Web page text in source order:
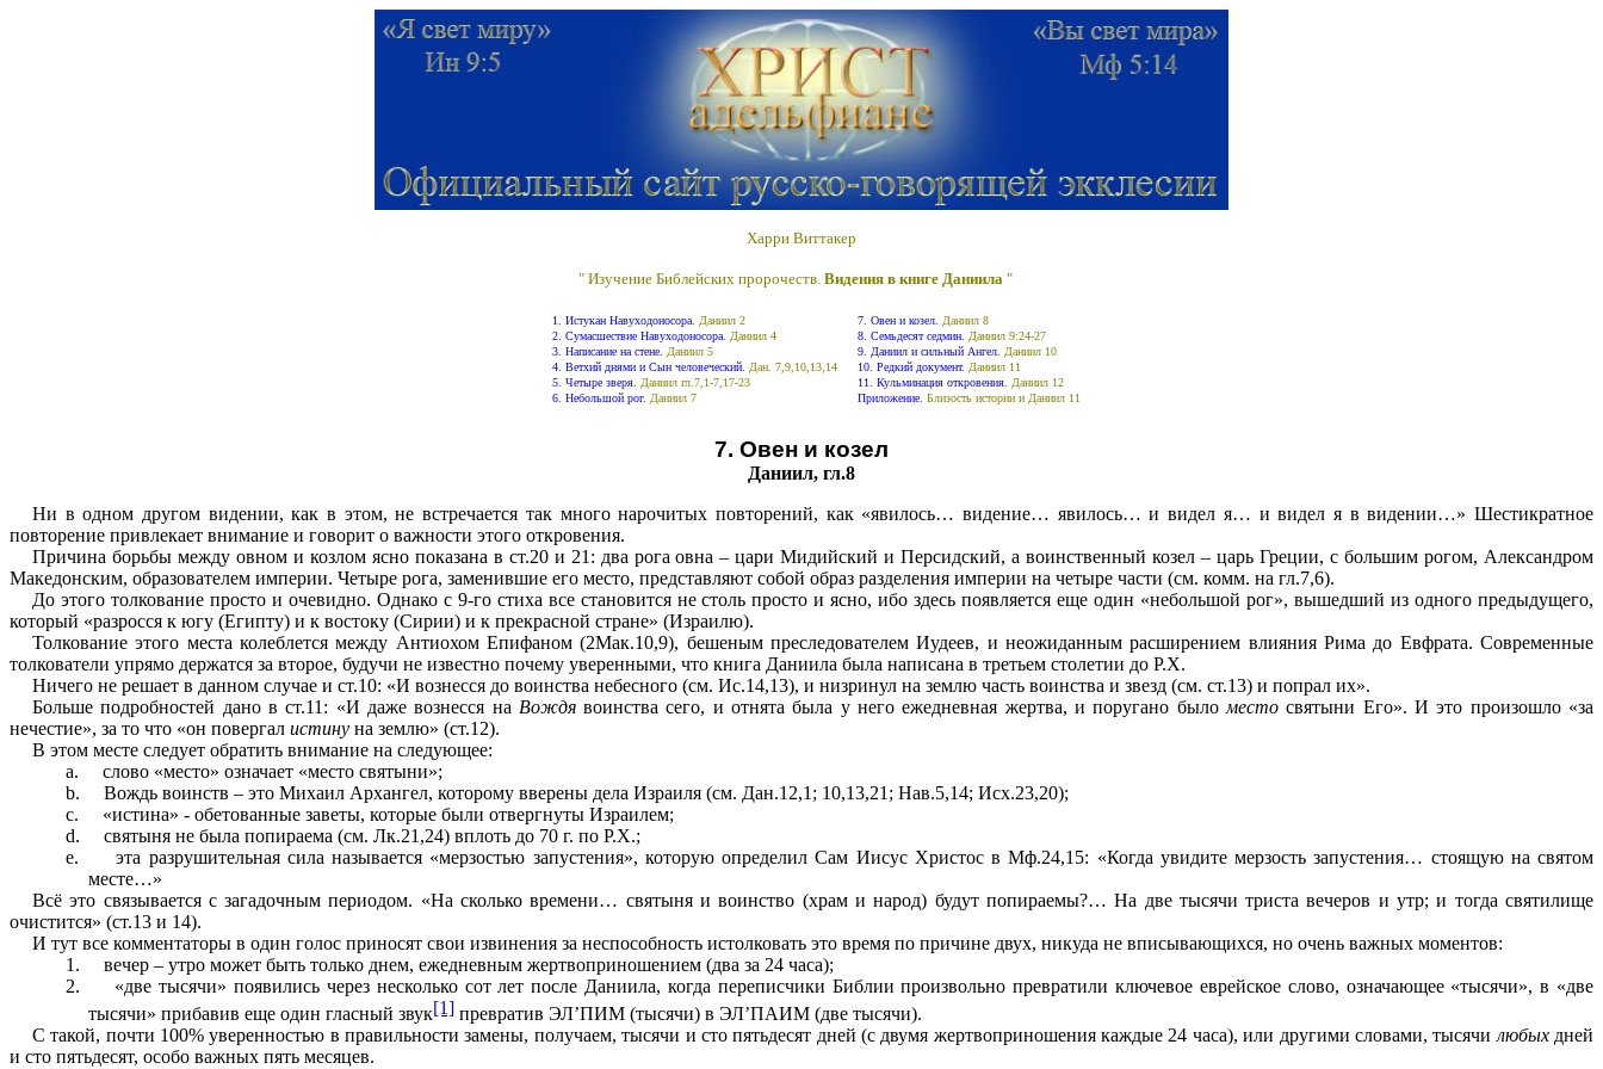
Харри Виттакер
" Изучение Библейских пророчеств. Видения в книге Даниила "
1. Истукан Навуходоносора. Даниил 2 7. Овен и козел.
Даниил 8
2. Сумасшествие Навуходоносора.
Даниил 4 8. Семьдесят седмин.
Даниил 9:24-27
3. Написание на стене.
Даниил 5 9. Даниил и сильный Ангел.
Даниил 10
4. Ветхий днями и Сын человеческий.
Дан. 7,9,10,13,14 10. Редкий документ. Даниил 11
5. Четыре зверя.
Даниил гл.7,1-7,17-23 11. Кульминация откровения.
Даниил 12
6. Небольшой рог. Даниил 7 Приложение. Близость истории и Даниил 11
7. Овен и козел
Даниил, гл.8
Ни в одном другом видении, как в этом, не встречается так много нарочитых повторений, как «явилось… видение… явилось… и видел я… и видел я в видении…» Шестикратное
повторение привлекает внимание и говорит о важности этого откровения.
Причина борьбы между овном и козлом ясно показана в ст.20 и 21: два рога овна – цари Мидийский и Персидский, а воинственный козел – царь Греции, с большим рогом, Александром
Македонским, образователем империи. Четыре рога, заменившие его место, представляют собой образ разделения империи на четыре части (см. комм. на гл.7,6).
До этого толкование просто и очевидно. Однако с 9-го стиха все становится не столь просто и ясно, ибо здесь появляется еще один «небольшой рог», вышедший из одного предыдущего,
который «разросся к югу (Египту) и к востоку (Сирии) и к прекрасной стране» (Израилю).
Толкование этого места колеблется между Антиохом Епифаном (2Мак.10,9), бешеным преследователем Иудеев, и неожиданным расширением влияния Рима до Евфрата. Современные
толкователи упрямо держатся за второе, будучи не известно почему уверенными, что книга Даниила была написана в третьем столетии до Р.Х.
Ничего не решает в данном случае и ст.10: «И вознесся до воинства небесного (см. Ис.14,13), и низринул на землю часть воинства и звезд (см. ст.13) и попрал их».
Больше подробностей дано в ст.11: «И даже вознесся на Вождявоинства сего, и отнята была у него ежедневная жертва, и поругано было место святыни Его». И это произошло «за
нечестие», за то что «он повергал истину на землю» (ст.12).
В этом месте следует обратить внимание на следующее:
a.
слово «место» означает «место святыни»;
b.
Вождь воинств – это Михаил Архангел, которому вверены дела Израиля (см. Дан.12,1; 10,13,21; Нав.5,14; Исх.23,20);
c.
«истина» - обетованные заветы, которые были отвергнуты Израилем;
d.
святыня не была попираема (см. Лк.21,24) вплоть до 70 г. по Р.Х.;
e.
эта разрушительная сила называется «мерзостью запустения», которую определил Сам Иисус Христос в Мф.24,15: «Когда увидите мерзость запустения… стоящую на святом
месте…»
Всё это связывается с загадочным периодом. «На сколько времени… святыня и воинство (храм и народ) будут попираемы?… На две тысячи триста вечеров и утр; и тогда святилище
очистится» (ст.13 и 14).
И тут все комментаторы в один голос приносят свои извинения за неспособность истолковать это время по причине двух, никуда не вписывающихся, но очень важных моментов:
1.
вечер – утро может быть только днем, ежедневным жертвоприношением (два за 24 часа);
2.
«две тысячи» появились через несколько сот лет после Даниила, когда переписчики Библии произвольно превратили ключевое еврейское слово, означающее «тысячи», в «две
тысячи» прибавив еще один гласный звук[1] превратив ЭЛ’ПИМ (тысячи) в ЭЛ’ПАИМ (две тысячи).
С такой, почти 100% уверенностью в правильности замены, получаем, тысячи и сто пятьдесят дней (с двумя жертвоприношения каждые 24 часа), или другими словами, тысячилюбыхдней
и сто пятьдесят, особо важных пять месяцев.